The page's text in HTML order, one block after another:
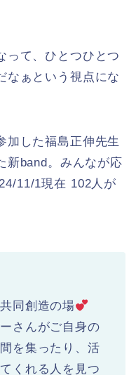
って、ひとつひとつ
なぁという視点にな
加した福島正伸先生
band。 みんなが応
11/1現在 102人が
同創造の場
さんがご自身の
を集ったり、活
くれる人を見つ